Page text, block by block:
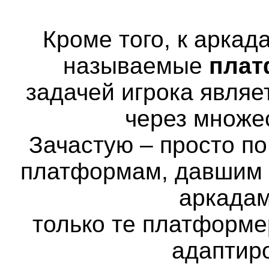
Кроме того, к
называемые
задачей игрока
через
Зачастую – просто
платформам, давшим
только те